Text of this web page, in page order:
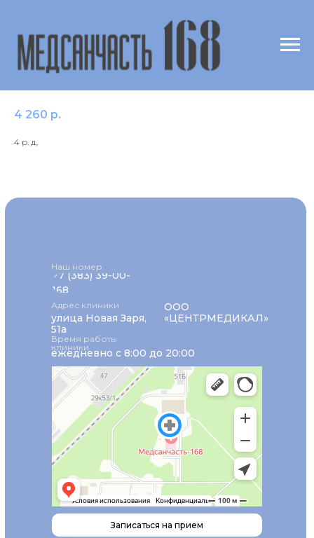
c73 Инсулин человеческий /Insulin
4 260 р.
4 р. д.
+7 (383) 39-00-
168
Наш номер
ежедневно с 8:00 до 20:00
Время работы
клиники
Адрес клиники
улица Новая Заря,
51а
ООО
«ЦЕНТРМЕДИКАЛ»
Записаться на прием